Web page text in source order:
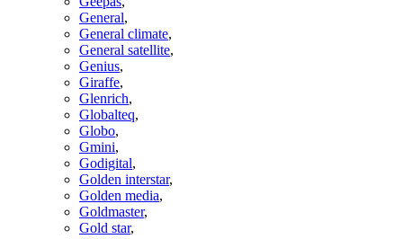
General,
General climate,
General satellite,
Genius,
Giraffe,
Glenrich,
Globalteq,
Globo,
Gmini,
Godigital,
Golden interstar,
Golden media,
Goldmaster,
Gold star,